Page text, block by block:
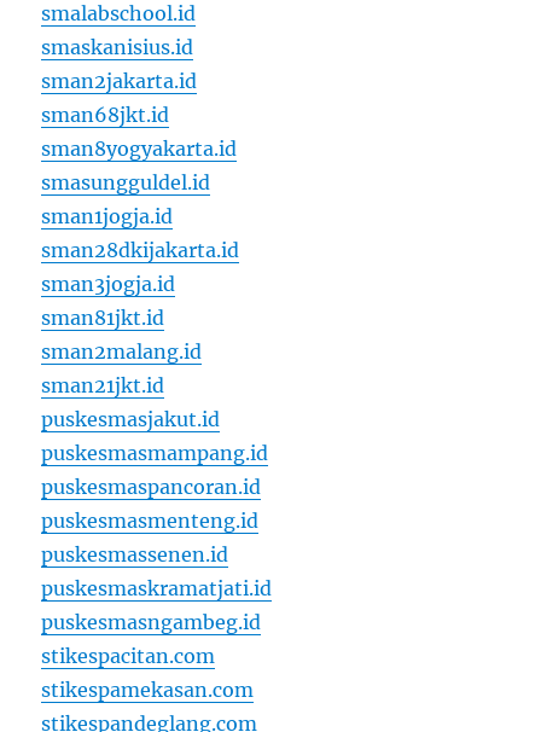
smalabschool.id
smaskanisius.id
sman2jakarta.id
sman68jkt.id
sman8yogyakarta.id
smasungguldel.id
sman1jogja.id
sman28dkijakarta.id
sman3jogja.id
sman81jkt.id
sman2malang.id
sman21jkt.id
puskesmasjakut.id
puskesmasmampang.id
puskesmaspancoran.id
puskesmasmenteng.id
puskesmassenen.id
puskesmaskramatjati.id
puskesmasngambeg.id
stikespacitan.com
stikespamekasan.com
stikespandeglang.com